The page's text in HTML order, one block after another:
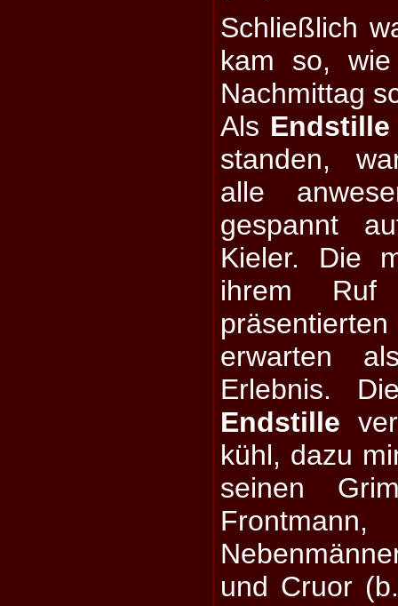
Schließlich
kam so,
Nachmittag
Als Endstille
standen,
alle
gespannt
Kieler. Die
ihrem
erwarten
Erlebnis.
Endstille
kühl, dazu
seinen
und Cruor